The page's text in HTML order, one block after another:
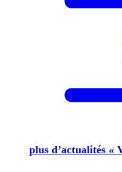
plus d’actualités «